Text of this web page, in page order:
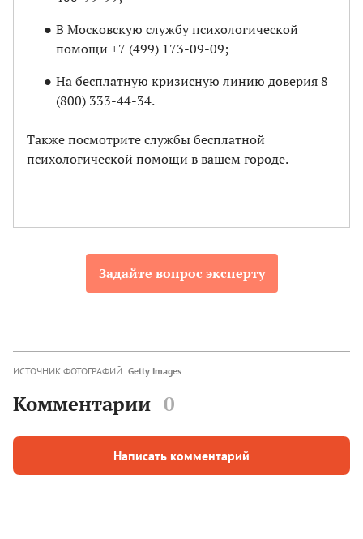
В Московскую службу психологической
помощи +7 (499) 173-09-09;
На бесплатную кризисную линию доверия 8
(800) 333-44-34.
Также посмотрите службы бесплатной
психологической помощи в вашем городе.
Задайте вопрос эксперту
ИСТОЧНИК ФОТОГРАФИЙ: Getty Images
Комментарии 0
Написать комментарий